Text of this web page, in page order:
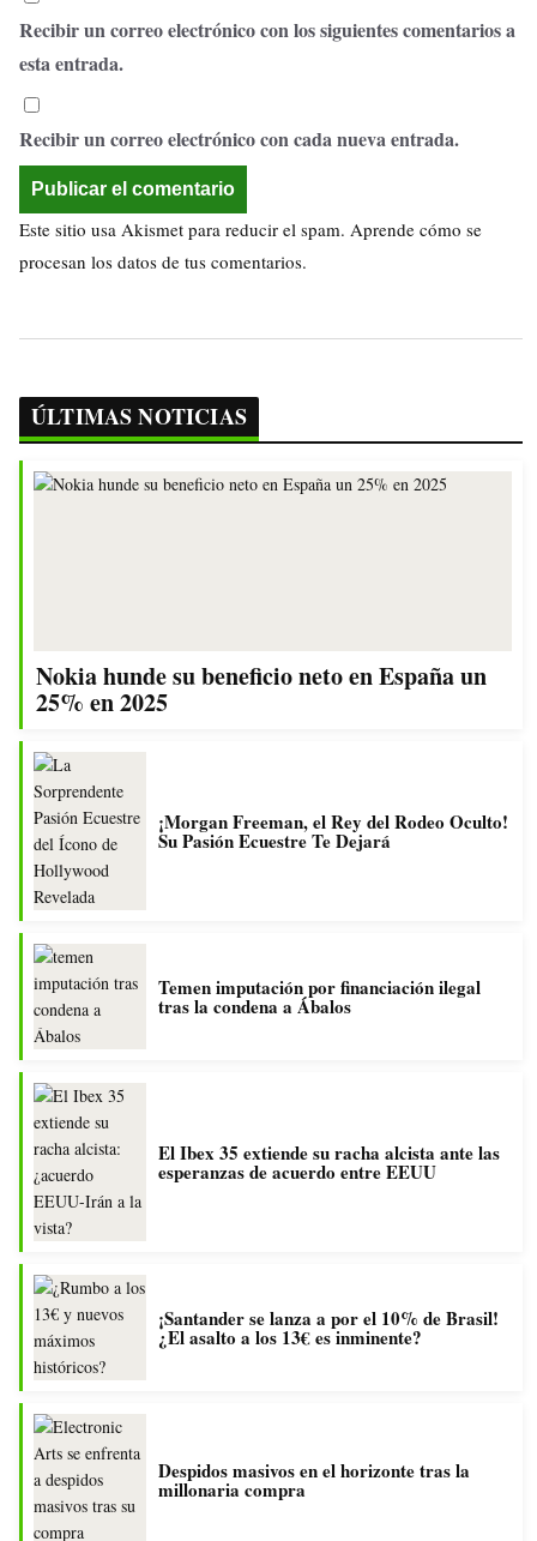
Recibir un correo electrónico con los siguientes comentarios a
esta entrada.
Recibir un correo electrónico con cada nueva entrada.
Este sitio usa Akismet para reducir el spam. Aprende cómo se
procesan los datos de tus comentarios.
ÚLTIMAS NOTICIAS
Nokia hunde su beneficio neto en España un
25% en 2025
¡Morgan Freeman, el Rey del Rodeo Oculto!
Su Pasión Ecuestre Te Dejará
Temen imputación por financiación ilegal
tras la condena a Ábalos
El Ibex 35 extiende su racha alcista ante las
esperanzas de acuerdo entre EEUU
¡Santander se lanza a por el 10% de Brasil!
¿El asalto a los 13€ es inminente?
Despidos masivos en el horizonte tras la
millonaria compra